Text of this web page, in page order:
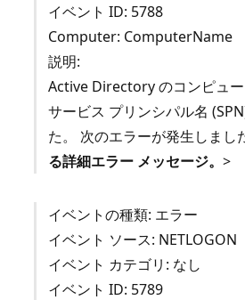
イベント ID: 5788
Computer: ComputerName
説明:
Active Directory のコンピュ
サービス プリンシパル名
た。 次のエラーが発生しまし
る詳細エラー メッセージ。 >
イベントの種類: エラー
イベント ソース: NETLOGON
イベント カテゴリ: なし
イベント ID: 5789